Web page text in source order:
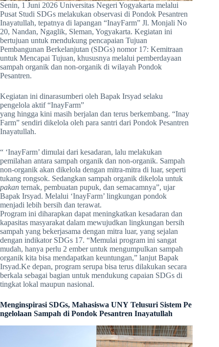
Senin, 1 Juni 2026 Universitas Negeri Yogyakarta melalui
Pusat Studi SDGs melakukan observasi di Pondok Pesantren
Inayatullah, tepatnya di lapangan “InayFarm” Jl. Monjali No
20, Nandan, Ngaglik, Sleman, Yogyakarta. Kegiatan ini
bertujuan untuk mendukung pencapaian Tujuan
Pembangunan Berkelanjutan (SDGs) nomor 17: Kemitraan
untuk Mencapai Tujuan, khususnya melalui pemberdayaan
sampah organik dan non-organik di wilayah Pondok
Pesantren.
Kegiatan ini dinarasumberi oleh Bapak Irsyad selaku
pengelola aktif “InayFarm”
yang hingga kini masih berjalan dan terus berkembang. “Inay
Farm” sendiri dikelola oleh para santri dari Pondok Pesantren
Inayatullah.
“ ‘InayFarm’ dimulai dari kesadaran, lalu melakukan
pemilahan antara sampah organik dan non-organik. Sampah
non-organik akan dikelola dengan mitra-mitra di luar, seperti
tukang rongsok. Sedangkan sampah organik dikelola untuk
pakan ternak, pembuatan pupuk, dan semacamnya”, ujar
Bapak Irsyad. Melalui ‘InayFarm’ lingkungan pondok
menjadi lebih bersih dan terawat.
Program ini diharapkan dapat meningkatkan kesadaran dan
kapasitas masyarakat dalam mewujudkan lingkungan bersih
sampah yang bekerjasama dengan mitra luar, yang sejalan
dengan indikator SDGs 17. “Memulai program ini sangat
mudah, hanya perlu 2 ember untuk mengumpulkan sampah
organik kita bisa mendapatkan keuntungan,” lanjut Bapak
Irsyad.Ke depan, program serupa bisa terus dilakukan secara
berkala sebagai bagian untuk mendukung capaian SDGs di
tingkat lokal maupun nasional.
Menginspirasi SDGs, Mahasiswa UNY Telusuri Sistem Pe
ngelolaan Sampah di Pondok Pesantren Inayatullah